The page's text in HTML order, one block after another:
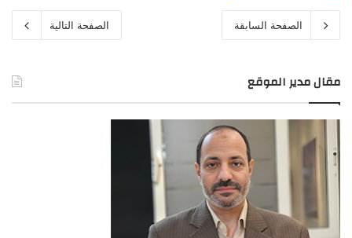
الصفحة السابقة الصفحة التالية
مقال مدير الموقع